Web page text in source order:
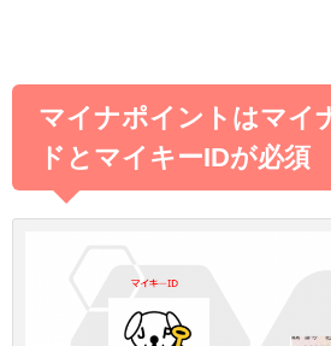
マイナポイントはマイ
ドとマイキーIDが必須